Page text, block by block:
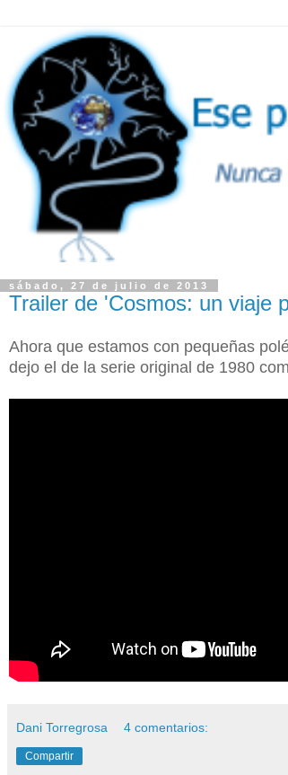
sábado, 27 de julio de 2013
Trailer de 'Cosmos: un viaje
Ahora que estamos con pequeñas
dejo el de la serie original de 1980
Dani Torregrosa 4 comentarios:
Compartir